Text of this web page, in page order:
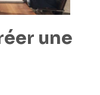
une